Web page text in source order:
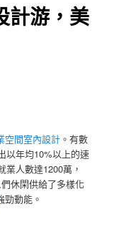
計游，美
空間室內設計 。有數
以年均10%以上的速
人數達1200萬，
休閑供給了多樣化
勁動能。